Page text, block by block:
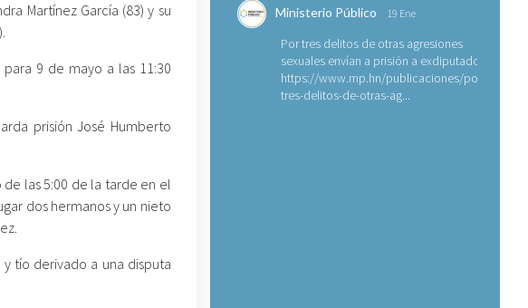
Martínez García (83) y su
9 de mayo a las 11:30
prisión José Humberto
las 5:00 de la tarde en el
dos hermanos y un nieto
tío derivado a una disputa
Ministerio Público 19 Ene
Por tres delitos de otras agresiones
sexuales envían a prisión a exdiputado
https://www.mp.hn/publicaciones/por-
tres-delitos-de-otras-ag...